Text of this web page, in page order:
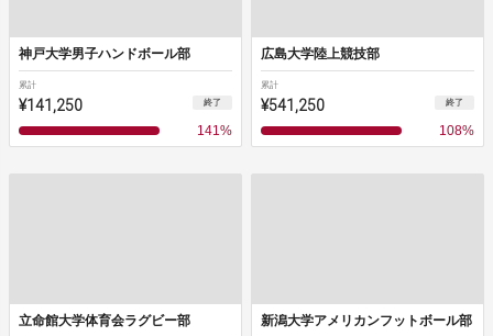
神戸大学男子ハンドボール部
累計
¥141,250 終了
141%
広島大学陸上競技部
累計
¥541,250 終了
108%
立命館大学体育会ラグビー部 新潟大学アメリカンフットボール部